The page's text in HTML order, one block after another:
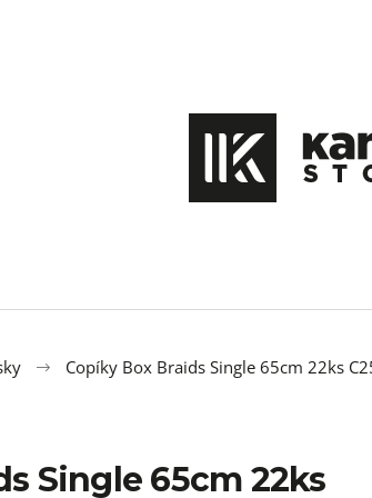
Copíky Box Braids Single 65cm 22ks
Single 65cm 22ks
Čo potrebujete
100% EZ KANEKALON M47